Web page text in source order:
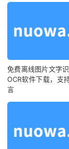
免费离线图片文字
OCR软件下载，支
言